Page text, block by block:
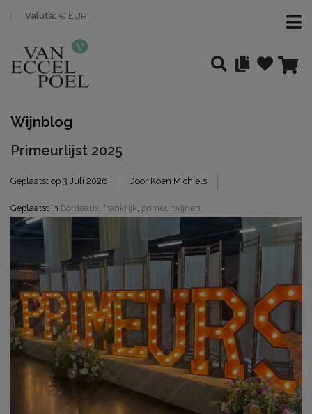
Valuta: € EUR
Wijnblog
Primeurlijst 2025
Geplaatst op 3 Juli 2026 Door Koen Michiels
Geplaatst in Bordeaux frankrijk primeurwijnen